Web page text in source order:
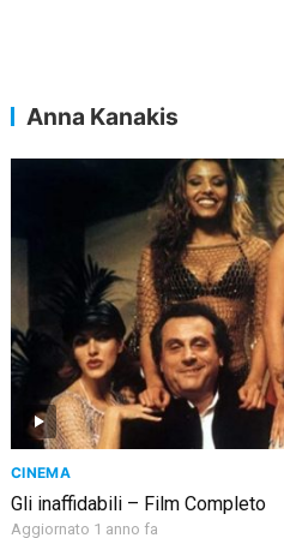
Anna Kanakis
CINEMA
Gli inaffidabili – Film Completo
Aggiornato 1 anno fa